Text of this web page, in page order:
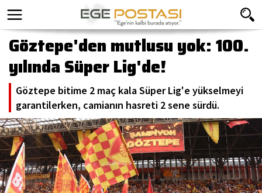
Göztepe'den mutlusu yok: 100.
yılında Süper Lig'de!
Göztepe bitime 2 maç kala Süper Lig'e yükselmeyi
garantilerken, camianın hasreti 2 sene sürdü.